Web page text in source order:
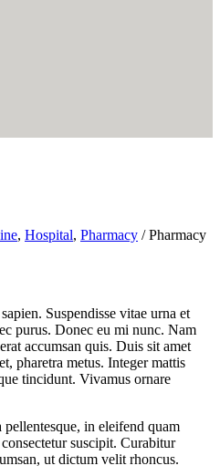
, Hospital, Pharmacy / Pharmacy
Suspendisse vitae urna et
purus. Donec eu mi nunc. Nam
accumsan quis. Duis sit amet
pharetra metus. Integer mattis
tincidunt. Vivamus ornare
in eleifend quam
suscipit. Curabitur
ut dictum velit rhoncus.